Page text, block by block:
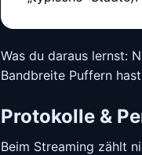
Was du daraus lernst:
Bandbreite Puffern
Protokolle &
Beim Streaming zählt